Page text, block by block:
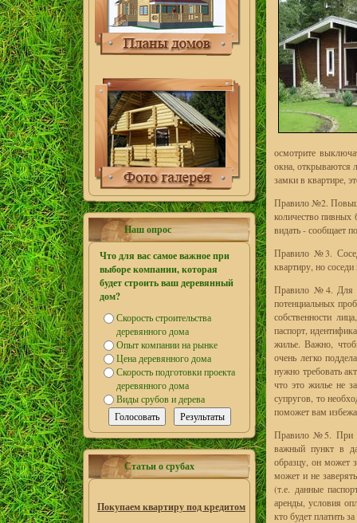
Наш опрос
Что для вас самое важное при
выборе компании, которая
будет строить ваш деревянный
дом?
Скорость строительства
деревянного дома
Опыт компании на рынке
Цена деревянного дома
Скорость подготовки проекта
деревянного дома
Виды срубов и дерева
Статьи о срубах
Покупаем квартиру под кредитом
осмотрите
окна, открываются
замки в квартире,
Правило №2.
количество пивных
видать - сообщает
Правило №3.
квартиру, но
Правило №4. Для
потенциальных
собственности
паспорт,
жилье. Важно,
очень легко
нужно требовать
что это жилье не
супругов, то
поможет вам
Правило №5. При
важный пункт в
образцу, он может
может и не
(т.е. данные
аренды, условия
кто будет платить